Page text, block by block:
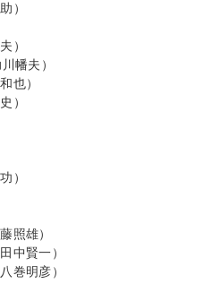
）
）
幡夫）
也）
）
）
照雄）
中賢一）
巻明彦）